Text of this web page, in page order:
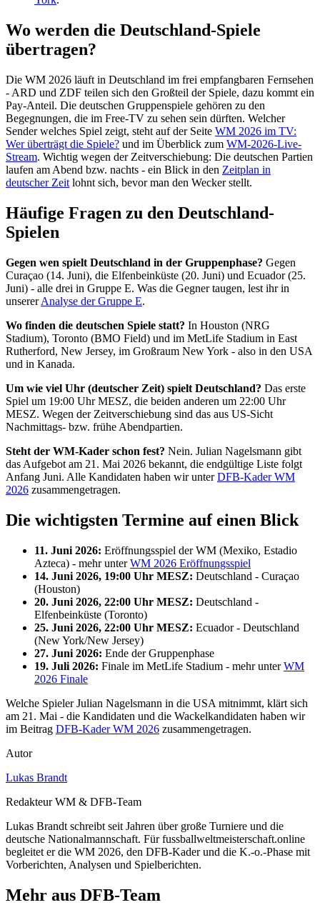
Wo werden die Deutschland-Spiele
übertragen?
Die WM 2026 läuft in Deutschland im frei empfangbaren Fernsehen
- ARD und ZDF teilen sich den Großteil der Spiele, dazu kommt ein
Pay-Anteil. Die deutschen Gruppenspiele gehören zu den
Begegnungen, die im Free-TV zu sehen sein dürften. Welcher
Sender welches Spiel zeigt, steht auf der Seite WM 2026 im TV:
Wer überträgt die Spiele? und im Überblick zum WM-2026-Live-
Stream. Wichtig wegen der Zeitverschiebung: Die deutschen Partien
laufen am Abend bzw. nachts - ein Blick in den Zeitplan in
deutscher Zeit lohnt sich, bevor man den Wecker stellt.
Häufige Fragen zu den Deutschland-
Spielen
Gegen wen spielt Deutschland in der Gruppenphase? Gegen
Curaçao (14. Juni), die Elfenbeinküste (20. Juni) und Ecuador (25.
Juni) - alle drei in Gruppe E. Was die Gegner taugen, lest ihr in
unsererAnalyse der Gruppe E.
Wo finden die deutschen Spiele statt? In Houston (NRG
Stadium), Toronto (BMO Field) und im MetLife Stadium in East
Rutherford, New Jersey, im Großraum New York - also in den USA
und in Kanada.
Um wie viel Uhr (deutscher Zeit) spielt Deutschland? Das erste
Spiel um 19:00 Uhr MESZ, die beiden anderen um 22:00 Uhr
MESZ. Wegen der Zeitverschiebung sind das aus US-Sicht
Nachmittags- bzw. frühe Abendpartien.
Steht der WM-Kader schon fest? Nein. Julian Nagelsmann gibt
das Aufgebot am 21. Mai 2026 bekannt, die endgültige Liste folgt
Anfang Juni. Alle Kandidaten haben wir unterDFB-Kader WM
2026 zusammengetragen.
Die wichtigsten Termine auf einen Blick
11. Juni 2026: Eröffnungsspiel der WM (Mexiko, Estadio
Azteca) - mehr unterWM 2026 Eröffnungsspiel
14. Juni 2026, 19:00 Uhr MESZ: Deutschland - Curaçao
(Houston)
20. Juni 2026, 22:00 Uhr MESZ: Deutschland -
Elfenbeinküste (Toronto)
25. Juni 2026, 22:00 Uhr MESZ: Ecuador - Deutschland
(New York/New Jersey)
27. Juni 2026: Ende der Gruppenphase
19. Juli 2026: Finale im MetLife Stadium - mehr unterWM
2026 Finale
Welche Spieler Julian Nagelsmann in die USA mitnimmt, klärt sich
am 21. Mai - die Kandidaten und die Wackelkandidaten haben wir
im Beitrag DFB-Kader WM 2026 zusammengetragen.
Autor
Lukas Brandt
Redakteur WM & DFB-Team
Lukas Brandt schreibt seit Jahren über große Turniere und die
deutsche Nationalmannschaft. Für fussballweltmeisterschaft.online
begleitet er die WM 2026, den DFB-Kader und die K.-o.-Phase mit
Vorberichten, Analysen und Spielberichten.
Mehr aus DFB-Team